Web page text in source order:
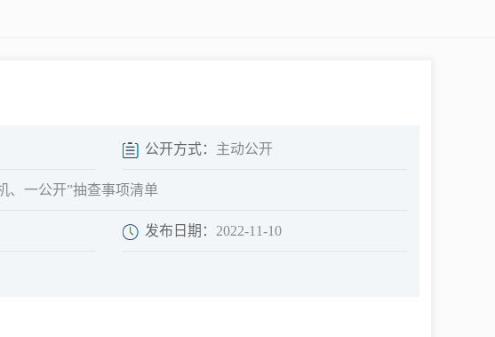
公开方式： 主动公开
、一公开”抽查事项清单
发布日期： 2022-11-10